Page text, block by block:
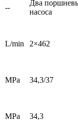
--
Два
насоса
L/min 2×462
MPa 34,3/37
MPa 34,3